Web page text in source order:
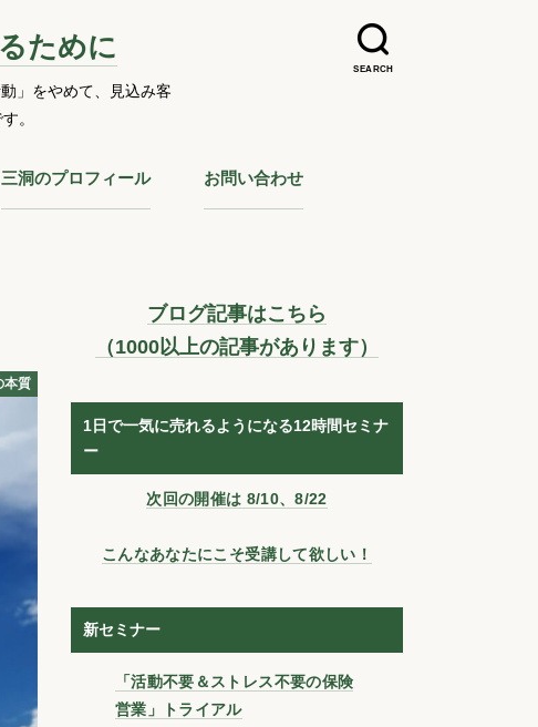
SEARCH
ために
」をやめて、見込み客
。
三洞のプロフィール お問い合わせ
本質
ブログ記事はこちら
（1000以上の記事があります）
1日で一気に売れるようになる12時間セミナ
ー
次回の開催は 8/10、8/22
こんなあなたにこそ受講して欲しい！
新セミナー
「活動不要＆ストレス不要の保険
営業」トライアル